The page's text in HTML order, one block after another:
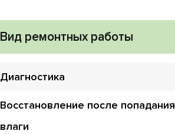
Вид ремонтных работы
Диагностика
Восстановление после попадания
влаги